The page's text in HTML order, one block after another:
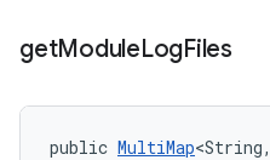
getModuleLogFiles
public MultiMap<String,